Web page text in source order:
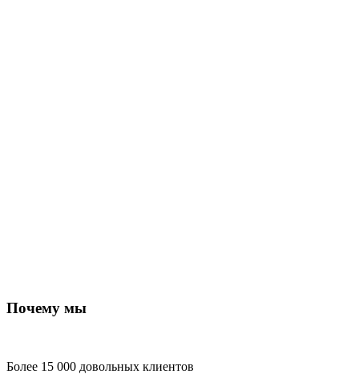
Почему мы
Более 15 000 довольных клиентов